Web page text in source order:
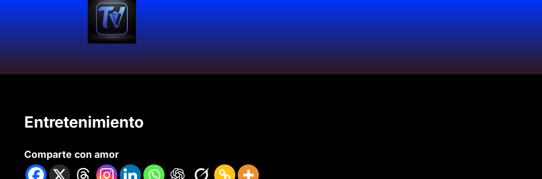
Entretenimiento
Comparte con amor